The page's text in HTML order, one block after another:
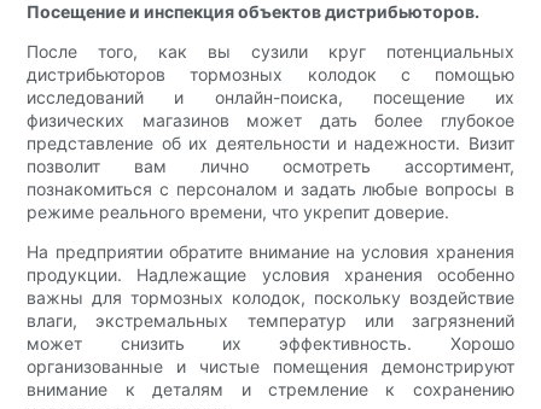
Посещение и инспекция объектов дистрибьюторов.
После того, как вы сузили круг потенциальных
дистрибьюторов тормозных колодок с помощью
исследований и онлайн-поиска, посещение их
физических магазинов может дать более глубокое
представление об их деятельности и надежности. Визит
позволит вам лично осмотреть ассортимент,
познакомиться с персоналом и задать любые вопросы в
режиме реального времени, что укрепит доверие.
На предприятии обратите внимание на условия хранения
продукции. Надлежащие условия хранения особенно
важны для тормозных колодок, поскольку воздействие
влаги, экстремальных температур или загрязнений
может снизить их эффективность. Хорошо
организованные и чистые помещения демонстрируют
внимание к деталям и стремление к сохранению